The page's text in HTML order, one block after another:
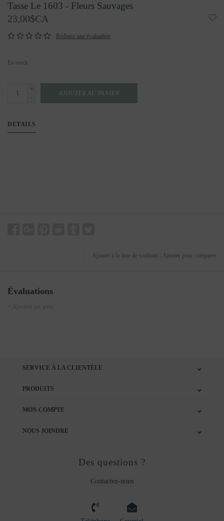
Tasse Le 1603 - Fleurs Sauvages
23,00$CA
Rédigez une évaluation
En stock
+
-
AJOUTER AU PANIER
DETAILS
Ajouter à la liste de souhaits Ajouter pour comparer
Évaluations
+ Ajouter un avis
SERVICE À LA CLIENTÈLE
PRODUITS
MON COMPTE
NOUS JOINDRE
Des questions ?
Contactez-nous